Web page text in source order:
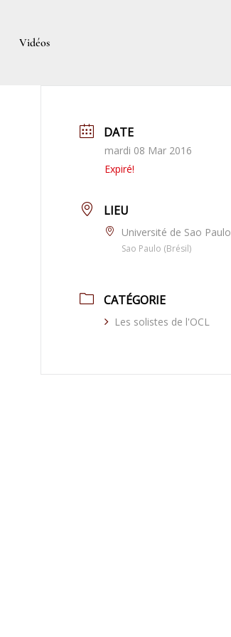
Vidéos
DATE
mardi 08 Mar 2016
Expiré!
LIEU
Université de Sao Paulo
Sao Paulo (Brésil)
CATÉGORIE
Les solistes de l'OCL